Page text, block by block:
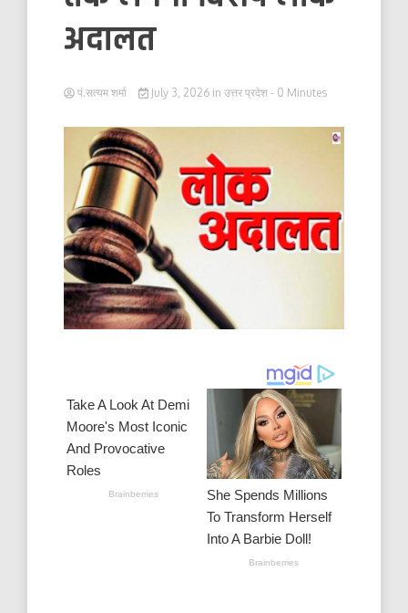
अदालत
पं.सत्यम शर्मा July 3, 2026 in उत्तर प्रदेश - 0 Minutes